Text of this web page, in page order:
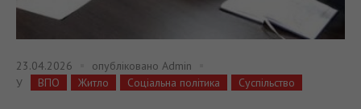
23.04.2026 опубліковано Admin
У
ВПО Житло Соціальна політика Суспільство